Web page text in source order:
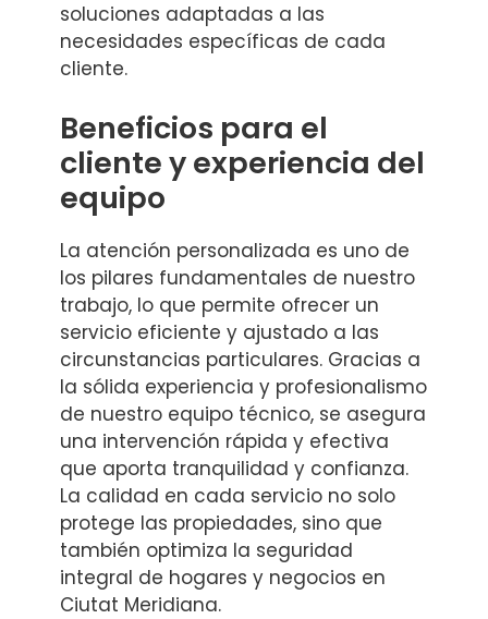
soluciones adaptadas a las
necesidades específicas de cada
cliente.
Beneficios para el
cliente y experiencia del
equipo
La atención personalizada es uno de
los pilares fundamentales de nuestro
trabajo, lo que permite ofrecer un
servicio eficiente y ajustado a las
circunstancias particulares. Gracias a
la sólida experiencia y profesionalismo
de nuestro equipo técnico, se asegura
una intervención rápida y efectiva
que aporta tranquilidad y confianza.
La calidad en cada servicio no solo
protege las propiedades, sino que
también optimiza la seguridad
integral de hogares y negocios en
Ciutat Meridiana.